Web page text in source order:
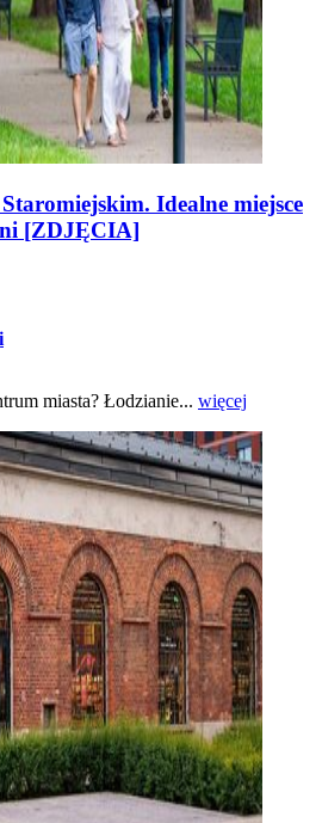
Idealne miejsce
[ZDJĘCIA]
miasta? Łodzianie... więcej